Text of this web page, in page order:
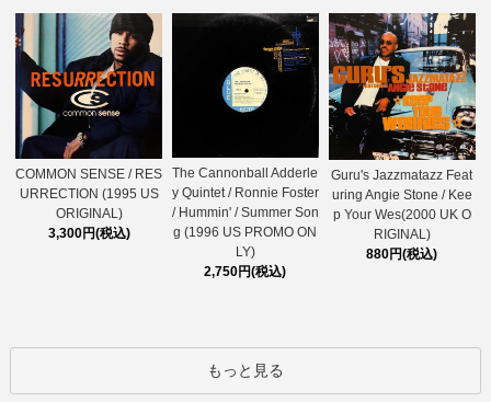
COMMON SENSE / RES
URRECTION (1995 US
ORIGINAL)
3,300円(税込)
The Cannonball Adderle
y Quintet / Ronnie Foster
/ Hummin' / Summer Son
g (1996 US PROMO ON
LY)
2,750円(税込)
Guru's Jazzmatazz Feat
uring Angie Stone / Kee
p Your Wes(2000 UK O
RIGINAL)
880円(税込)
もっと見る